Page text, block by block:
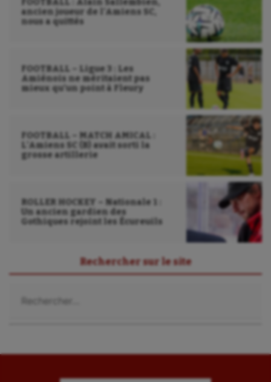
Voile
FOOTBALL : Alain Sallembien,
ancien joueur de l’Amiens SC,
nous a quittés
FOOTBALL – Ligue 3 : Les
Amiénois ne méritaient pas
mieux qu’un point à Fleury
FOOTBALL – MATCH AMICAL :
L’Amiens SC (B) avait sorti la
grosse artillerie
ROLLER HOCKEY – Nationale 1 :
Un ancien gardien des
Gothiques rejoint les Écureuils
Rechercher sur le site